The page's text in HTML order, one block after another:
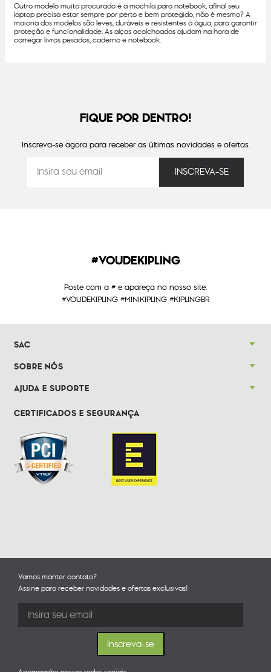
Outro modelo muito procurado é a mochila para notebook, afinal seu
laptop precisa estar sempre por perto e bem protegido, não é mesmo? A
maioria dos modelos são leves, duráveis e resistentes à água, para garantir
proteção e funcionalidade. As alças acolchoadas ajudam na hora de
carregar livros pesados, caderno e notebook.
FIQUE POR DENTRO!
Inscreva-se agora para receber as últimas novidades e ofertas.
#VOUDEKIPLING
Poste com a # e apareça no nosso site.
#VOUDEKIPLING #MINIKIPLING #KIPLINGBR
SAC
SOBRE NÓS
AJUDA E SUPORTE
CERTIFICADOS E SEGURANÇA
Vamos manter contato?
Assine para receber novidades e ofertas exclusivas!